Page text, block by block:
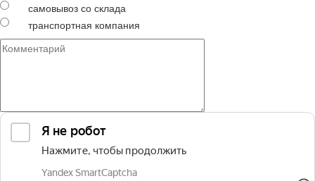
самовывоз со склада
транспортная компания